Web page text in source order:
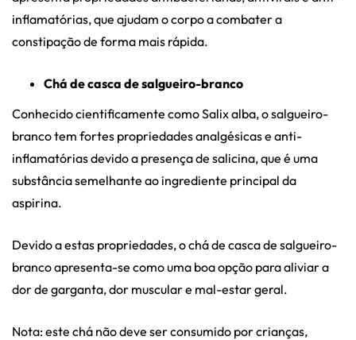
inflamatórias, que ajudam o corpo a combater a
constipação de forma mais rápida.
Chá de casca de salgueiro-branco
Conhecido cientificamente como Salix alba, o salgueiro-
branco tem fortes propriedades analgésicas e anti-
inflamatórias devido a presença de salicina, que é uma
substância semelhante ao ingrediente principal da
aspirina.
Devido a estas propriedades, o chá de casca de salgueiro-
branco apresenta-se como uma boa opção para aliviar a
dor de garganta, dor muscular e mal-estar geral.
Nota: este chá não deve ser consumido por crianças,